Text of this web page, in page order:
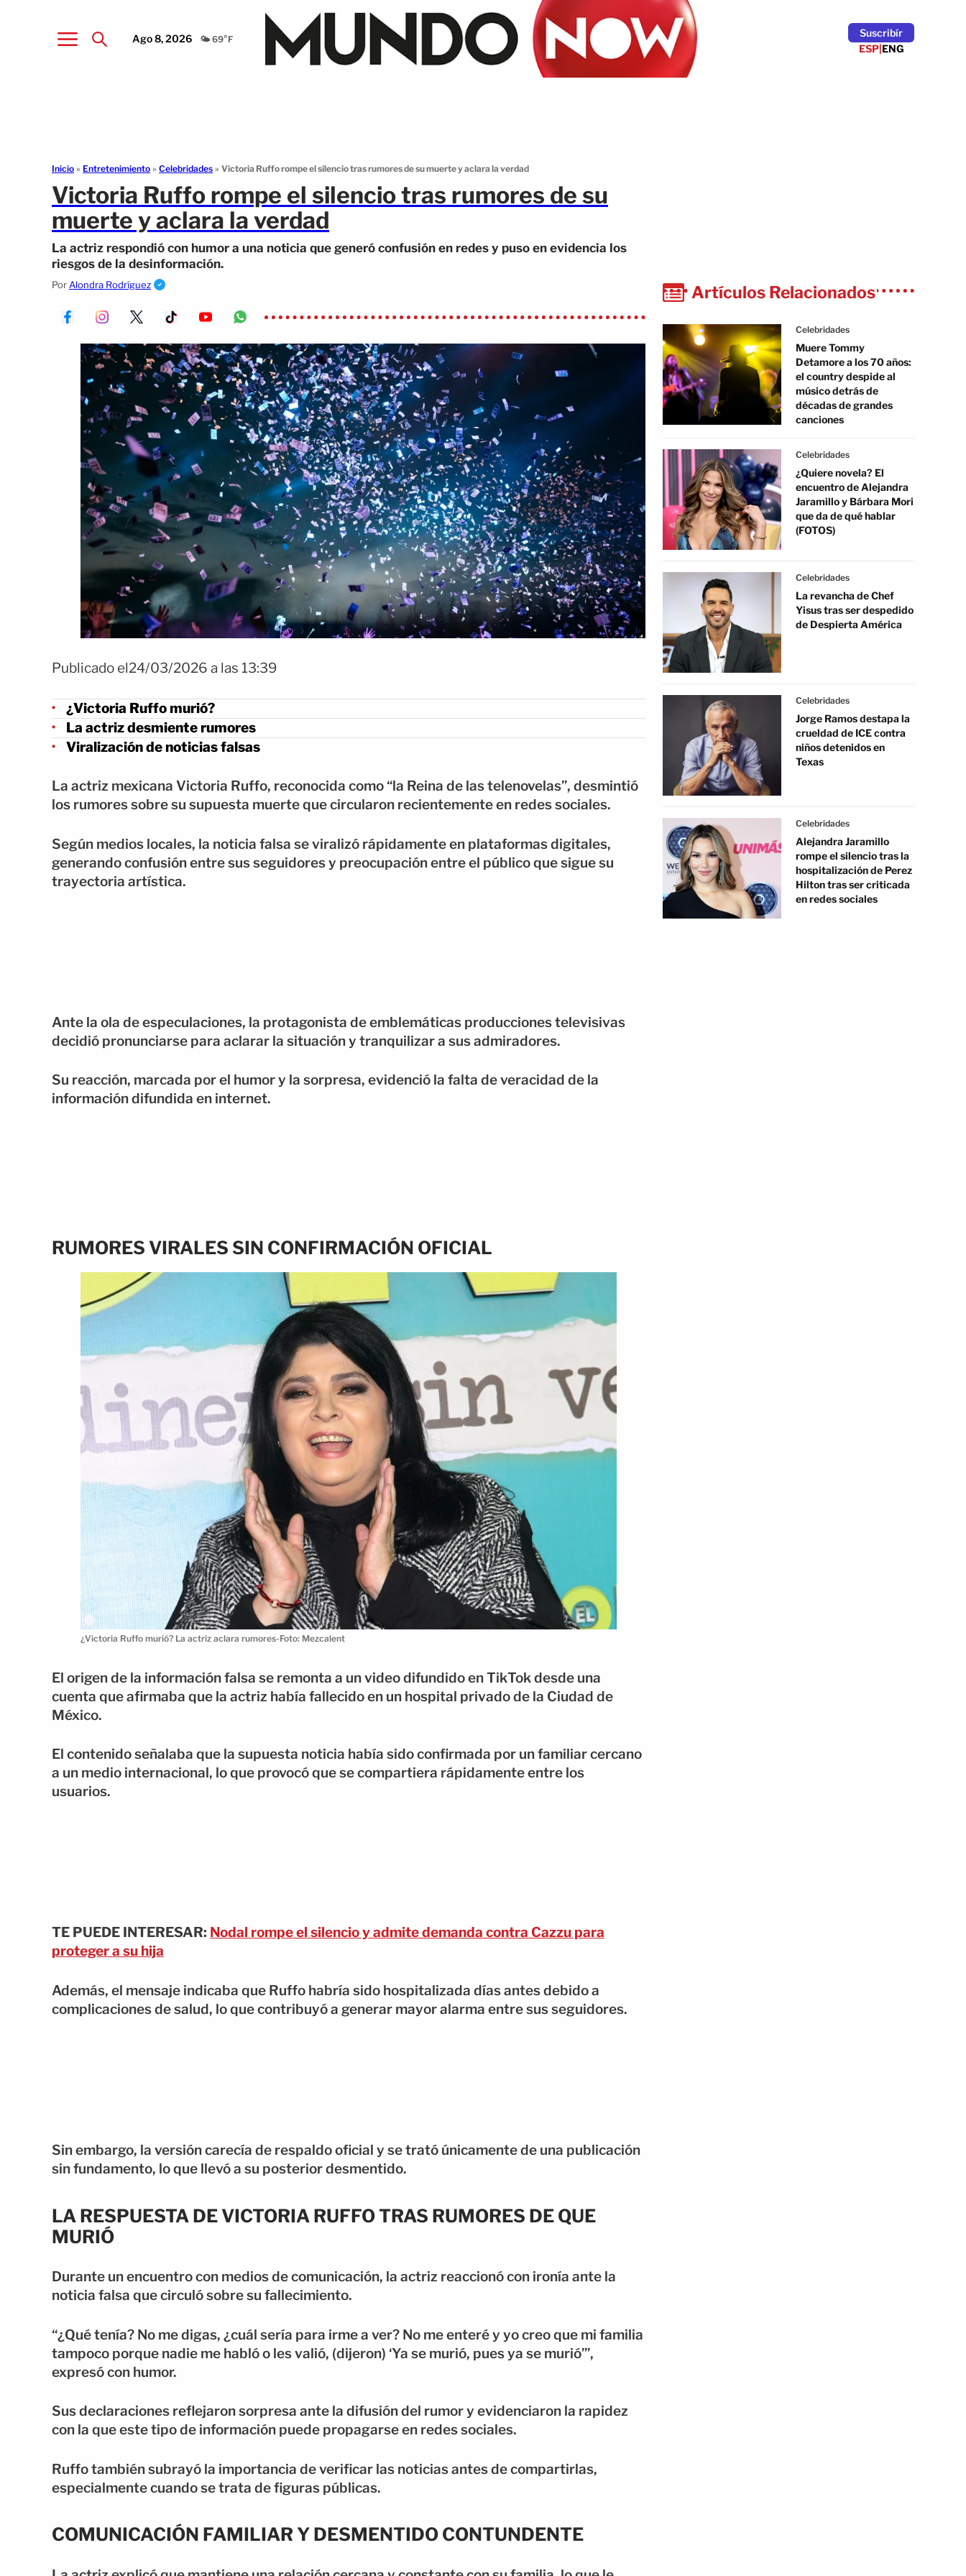
Ago 8, 2026 🌤️ 69°F
Suscribír
ESP|ENG
Inicio » Entretenimiento » Celebridades » Victoria Ruffo rompe el silencio tras rumores de su muerte y aclara la verdad
Victoria Ruffo rompe el silencio tras rumores de su
muerte y aclara la verdad
La actriz respondió con humor a una noticia que generó confusión en redes y puso en evidencia los
riesgos de la desinformación.
Por Alondra Rodríguez
Publicado el24/03/2026 a las 13:39
¿Victoria Ruffo murió?
La actriz desmiente rumores
Viralización de noticias falsas
La actriz mexicana Victoria Ruffo, reconocida como “la Reina de las telenovelas”, desmintió
los rumores sobre su supuesta muerte que circularon recientemente en redes sociales.
Según medios locales, la noticia falsa se viralizó rápidamente en plataformas digitales,
generando confusión entre sus seguidores y preocupación entre el público que sigue su
trayectoria artística.
Ante la ola de especulaciones, la protagonista de emblemáticas producciones televisivas
decidió pronunciarse para aclarar la situación y tranquilizar a sus admiradores.
Su reacción, marcada por el humor y la sorpresa, evidenció la falta de veracidad de la
información difundida en internet.
RUMORES VIRALES SIN CONFIRMACIÓN OFICIAL
¿Victoria Ruffo murió? La actriz aclara rumores-Foto: Mezcalent
El origen de la información falsa se remonta a un video difundido en TikTok desde una
cuenta que afirmaba que la actriz había fallecido en un hospital privado de la Ciudad de
México.
El contenido señalaba que la supuesta noticia había sido confirmada por un familiar cercano
a un medio internacional, lo que provocó que se compartiera rápidamente entre los
usuarios.
TE PUEDE INTERESAR: Nodal rompe el silencio y admite demanda contra Cazzu para
proteger a su hija
Además, el mensaje indicaba que Ruffo habría sido hospitalizada días antes debido a
complicaciones de salud, lo que contribuyó a generar mayor alarma entre sus seguidores.
Sin embargo, la versión carecía de respaldo oficial y se trató únicamente de una publicación
sin fundamento, lo que llevó a su posterior desmentido.
LA RESPUESTA DE VICTORIA RUFFO TRAS RUMORES DE QUE
MURIÓ
Durante un encuentro con medios de comunicación, la actriz reaccionó con ironía ante la
noticia falsa que circuló sobre su fallecimiento.
“¿Qué tenía? No me digas, ¿cuál sería para irme a ver? No me enteré y yo creo que mi familia
tampoco porque nadie me habló o les valió, (dijeron) ‘Ya se murió, pues ya se murió’”,
expresó con humor.
Sus declaraciones reflejaron sorpresa ante la difusión del rumor y evidenciaron la rapidez
con la que este tipo de información puede propagarse en redes sociales.
Ruffo también subrayó la importancia de verificar las noticias antes de compartirlas,
especialmente cuando se trata de figuras públicas.
COMUNICACIÓN FAMILIAR Y DESMENTIDO CONTUNDENTE
Artículos Relacionados
Celebridades
Muere Tommy
Detamore a los 70 años:
el country despide al
músico detrás de
décadas de grandes
canciones
Celebridades
¿Quiere novela? El
encuentro de Alejandra
Jaramillo y Bárbara Mori
que da de qué hablar
(FOTOS)
Celebridades
La revancha de Chef
Yisus tras ser despedido
de Despierta América
Celebridades
Jorge Ramos destapa la
crueldad de ICE contra
niños detenidos en
Texas
Celebridades
Alejandra Jaramillo
rompe el silencio tras la
hospitalización de Perez
Hilton tras ser criticada
en redes sociales